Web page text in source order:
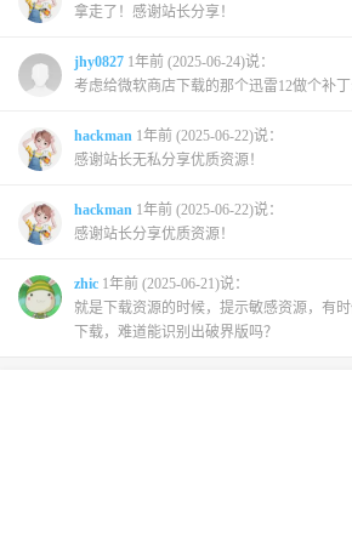
拿走了！感谢站长分享！
jhy0827 1年前 (2025-06-24)说：
考虑给微软商店下载的那个迅雷12做个补丁
hackman 1年前 (2025-06-22)说：
感谢站长无私分享优质资源！
hackman 1年前 (2025-06-22)说：
感谢站长分享优质资源！
zhic 1年前 (2025-06-21)说：
就是下载资源的时候，提示敏感资源，有
下载，难道能识别出破界版吗？